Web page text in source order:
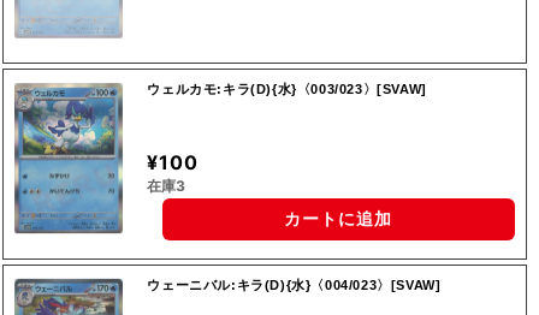
ウェルカモ:キラ(D){水}〈003/023〉[SVAW]
¥100
在庫3
カートに追加
ウェーニバル:キラ(D){水}〈004/023〉[SVAW]